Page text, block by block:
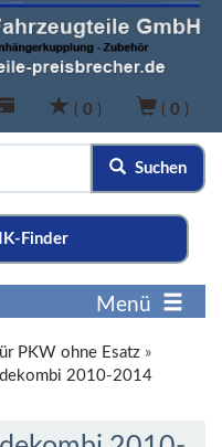
( 0 ) ( 0 )
Suchen
Finder
Menü
PKW ohne Esatz »
2010-2014